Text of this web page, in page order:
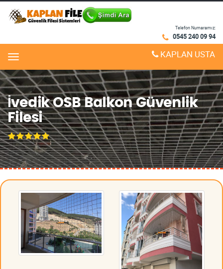
Telefon Numaramız:
0545 240 09 94
Menu KAPLAN USTA
İvedik OSB Balkon Güvenlik
Filesi